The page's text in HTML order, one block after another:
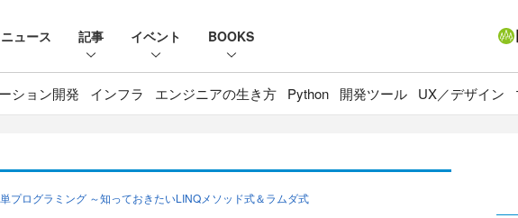
ニュース 記事 イベント BOOKS
ション開発 インフラ エンジニアの生き方 Python 開発ツール UX／デザイン
プログラミング ～知っておきたいLINQメソッド式＆ラムダ式